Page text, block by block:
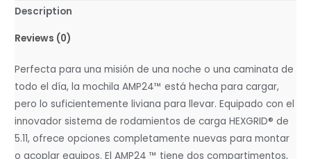
Description
Reviews (0)
Perfecta para una misión de una noche o una caminata de
todo el día, la mochila AMP24™ está hecha para cargar,
pero lo suficientemente liviana para llevar. Equipado con el
innovador sistema de rodamientos de carga HEXGRID® de
5.11, ofrece opciones completamente nuevas para montar
o acoplar equipos. El AMP24 ™ tiene dos compartimentos,